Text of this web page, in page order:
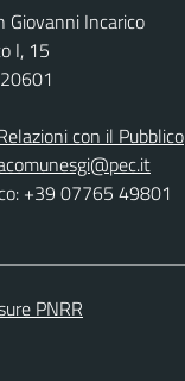
Giovanni Incarico
I, 15
con il Pubblico
+39 07765 49801
PNRR